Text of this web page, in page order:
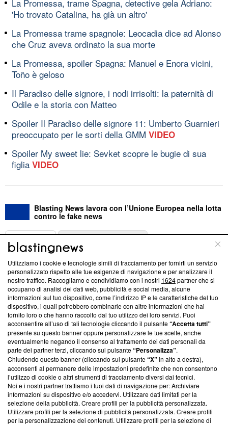
La Promessa, trame Spagna, detective gela Adriano:
'Ho trovato Catalina, ha già un altro'
La Promessa trame spagnole: Leocadia dice ad Alonso
che Cruz aveva ordinato la sua morte
La Promessa, spoiler Spagna: Manuel e Enora vicini,
Toño è geloso
Il Paradiso delle signore, i nodi irrisolti: la paternità di
Odile e la storia con Matteo
Spoiler Il Paradiso delle signore 11: Umberto Guarnieri
preoccupato per le sorti della GMM VIDEO
Spoiler My sweet lie: Sevket scopre le bugie di sua
figlia VIDEO
Blasting News lavora con l’Unione Europea nella lotta
contro le fake news
ABOUT
Questa sezione offre informazioni trasparenti su Blasting
News, sui nostri processi editoriali e su come ci impegniamo a
creare news di qualità. Inoltre, afferma la nostra aderenza a
‘Trust Project - News with Integrity’Blasting News non è
ancora membro del programma, ma ha richiesto di farne
parte; Trust Project non ha ancora effettuato una verifica di
conformità agli standard.
Su di noi
Team editoriale
Corporate
Redazione
Utilizziamo i cookie e tecnologie simili di tracciamento per fornirti un servizio
personalizzato rispetto alle tue esigenze di navigazione e per analizzare il
nostro traffico. Raccogliamo e condividiamo con i nostri 1624partner che si
occupano di analisi dei dati web, pubblicità e social media, alcune
informazioni sul tuo dispositivo, come l’indirizzo IP e le caratteristiche del tuo
dispositivo, i quali potrebbero combinarle con altre informazioni che hai
fornito loro o che hanno raccolto dal tuo utilizzo dei loro servizi. Puoi
acconsentire all’uso di tali tecnologie cliccando il pulsante“Accetta tutti”
presente su questo banner oppure personalizzare le tue scelte, anche
eventualmente negando il consenso al trattamento dei dati personali da
parte dei partner terzi, cliccando sul pulsante“Personalizza”.
Chiudendo questo banner (cliccando sul pulsante“X”in alto a destra),
acconsenti al permanere delle impostazioni predefinite che non consentono
l’utilizzo di cookie o altri strumenti di tracciamento diversi dai tecnici.
Noi e i nostri partner trattiamo i tuoi dati di navigazione per: Archiviare
informazioni su dispositivo e/o accedervi. Utilizzare dati limitati per la
selezione della pubblicità. Creare profili per la pubblicità personalizzata.
Utilizzare profili per la selezione di pubblicità personalizzata. Creare profili
per la personalizzazione dei contenuti. Utilizzare profili per la selezione di